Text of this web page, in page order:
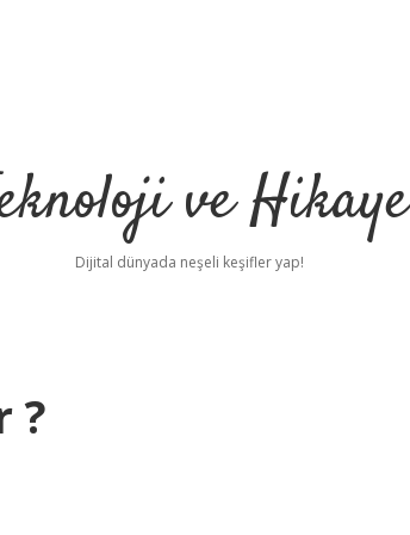
ve Hikaye
Dijital dünyada neşeli keşifler yap!
?